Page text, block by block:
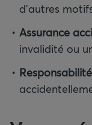
d’autres
Assurance
invalidité ou
Responsabilité